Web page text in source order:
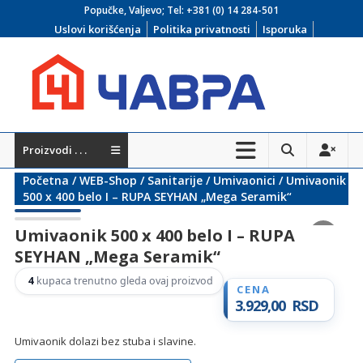
Popučke, Valjevo; Tel: +381 (0) 14 284-501
Uslovi korišćenja Politika privatnosti Isporuka
Čavra
..::
Nadohvat
ruke
::..
Široka
i
Proizvodi . . .
Početna /WEB-Shop / Sanitarije/ Umivaonici / Umivaonik
500 x 400 belo I – RUPA SEYHAN „Mega Seramik“
Umivaonik 500 x 400 belo I – RUPA
SEYHAN „Mega Seramik“
4kupaca trenutno gleda ovaj proizvod
3.929,00 RSD
Umivaonik dolazi bez stuba i slavine.